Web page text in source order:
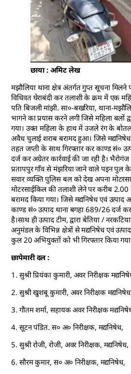
छाया : अमिट लेख
मझौलिया थाना क्षेत्र अंतर्गत गुप्त सूचना
विधिवत घेराबंदी कर तलाशी के क्रम में एक
पति बिजली मांझी. सा०-बखरिया, थाना-
भागने का प्रयास करने लगी जिसे महिला बलों
गया। उक्त महिला के हाथ में उजले रंग के
अवैध चुलाई शराब बरामद हुआ। जिसे
तहत जप्ती के साथ गिरफ्तार कर काण्ड सं०
दर्ज कर अग्रेतर कार्रवाई की जा रही है।
प्रतापपुर गाँव से मंझरिया जाने वाले पइन पुल
सवार व्यक्ति पुलिस बल को देख अपना
मोटरसाईकिल की तलाशी लेने पर करीब
बरामद किया गया। जिसे मद्यनिषेध एवं
काण्ड सं० उत्पाद थाना बगहा 689/26 दर्ज कर
है।साथ ही उत्पाद टीम, द्वारा बेतिया /
अनुमंडल के विभिन्न क्षेत्रों से मद्यनिषेध एवं
कुल 20 अभियुक्तों को भी गिरफ्तार किया
छापेमारी दल :
1. सुश्री प्रियंका कुमारी, अवर निरीक्षक
2. सुश्री खुशबू कुमारी, अवर निरीक्षक
3. गौतम शर्मा, सहायक अवर निरीक्षक
4. सूटन पंडित. स० अ० निरीक्षक, मद्यनिषेध,
5. सुश्री रोजी, रोजी, अवर निरीक्षक, मद्यनिषेध,
6. सौरम कुमार, स० अ० निरीक्षक, मद्यनिषेध,